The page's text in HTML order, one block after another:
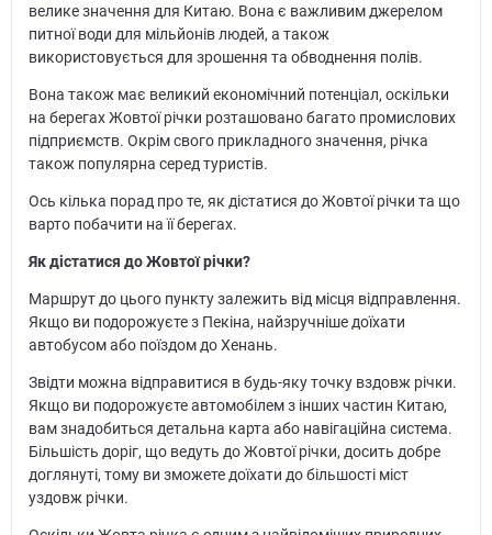
велике значення для Китаю. Вона є важливим джерелом
питної води для мільйонів людей, а також
використовується для зрошення та обводнення полів.
Вона також має великий економічний потенціал, оскільки
на берегах Жовтої річки розташовано багато промислових
підприємств. Окрім свого прикладного значення, річка
також популярна серед туристів.
Ось кілька порад про те, як дістатися до Жовтої річки та що
варто побачити на її берегах.
Як дістатися до Жовтої річки?
Маршрут до цього пункту залежить від місця відправлення.
Якщо ви подорожуєте з Пекіна, найзручніше доїхати
автобусом або поїздом до Хенань.
Звідти можна відправитися в будь-яку точку вздовж річки.
Якщо ви подорожуєте автомобілем з інших частин Китаю,
вам знадобиться детальна карта або навігаційна система.
Більшість доріг, що ведуть до Жовтої річки, досить добре
доглянуті, тому ви зможете доїхати до більшості міст
уздовж річки.